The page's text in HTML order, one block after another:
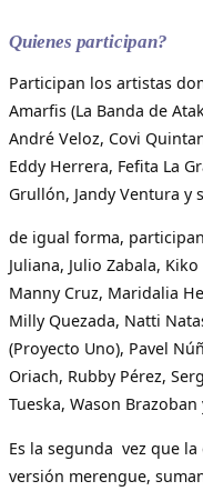
Quienes participan?
Participan los artistas
Amarfis (La Banda de
André Veloz, Covi
Eddy Herrera, Fefita La
Grullón, Jandy Ventura y
de igual forma,
Juliana, Julio Zabala,
Manny Cruz, Maridalia
Milly Quezada, Natti
(Proyecto Uno), Pavel
Oriach, Rubby Pérez,
Tueska, Wason
Es la segunda vez que
versión merengue,